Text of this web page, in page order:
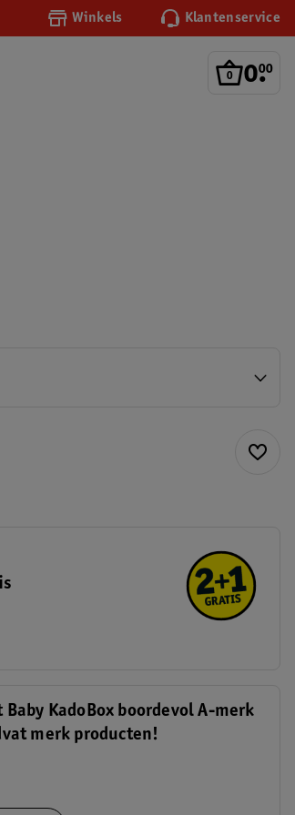
Winkels Klantenservice
0.
00
Baby KadoBox boordevol A-merk
merk producten!